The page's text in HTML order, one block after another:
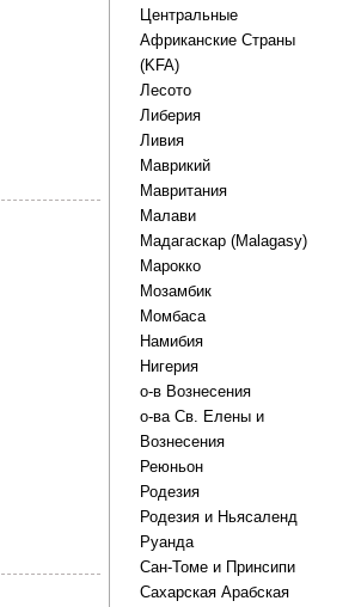
Центральные
Африканские Страны
(KFA)
Лесото
Либерия
Ливия
Маврикий
Мавритания
Малави
Мадагаскар (Malagasy)
Марокко
Мозамбик
Момбаса
Намибия
Нигерия
о-в Вознесения
о-ва Св. Елены и
Вознесения
Реюньон
Родезия
Родезия и Ньясаленд
Руанда
Сан-Томе и Принсипи
Сахарская Арабская